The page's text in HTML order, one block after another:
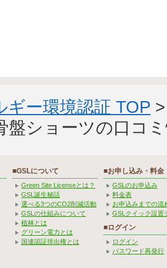
ギー環境認証 TOP
盤ショーツの口コ
■GSLについて
Green Site Licenseとは？
GSL誕生秘話
選べる3つのCO2削減活動
GSLの仕組みについて
植林とは
グリーン電力とは
国連認証排出権とは
■お申し込み・料金
GSLのお申込み
料金表
お申込みまでの流
GSLクイック設置
■ログイン
ログイン
パスワード再発行